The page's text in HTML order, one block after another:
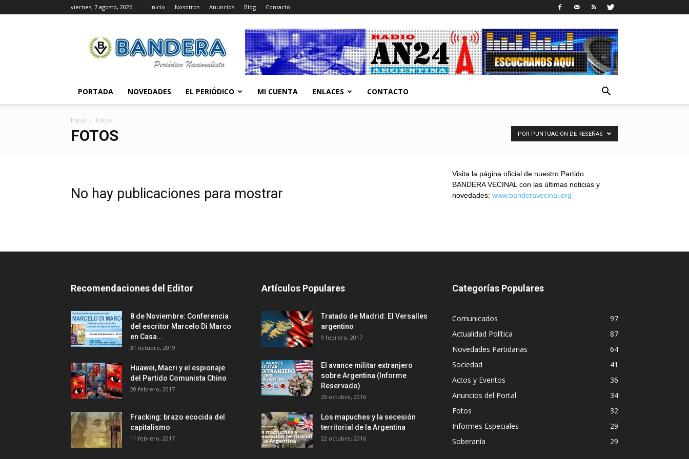
viernes, 7 agosto, 2026 Inicio Nosotros Anuncios Blog Contacto
Bandera
PORTADA NOVEDADES EL PERIÓDICO MI CUENTA ENLACES CONTACTO
Inicio Fotos
FOTOS POR PUNTUACIÓN DE RESEÑAS
No hay publicaciones para mostrar
Visita la página oficial de nuestro Partido
BANDERA VECINAL con las últimas noticias y
novedades: www.banderavecinal.org
Recomendaciones del Editor
8 de Noviembre: Conferencia
del escritor Marcelo Di Marco
en Casa...
31 octubre, 2019
Huawei, Macri y el espionaje
del Partido Comunista Chino
20 febrero, 2017
Fracking: brazo ecocida del
capitalismo
11 febrero, 2017
Artículos Populares
Tratado de Madrid: El Versalles
argentino
9 febrero, 2017
El avance militar extranjero
sobre Argentina (Informe
Reservado)
20 octubre, 2016
Los mapuches y la secesión
territorial de la Argentina
22 octubre, 2016
Categorías Populares
Comunicados
97
Actualidad Política
87
Novedades Partidarias
64
Sociedad
41
Actos y Eventos
36
Anuncios del Portal
34
Fotos
32
Informes Especiales
29
Soberanía
29